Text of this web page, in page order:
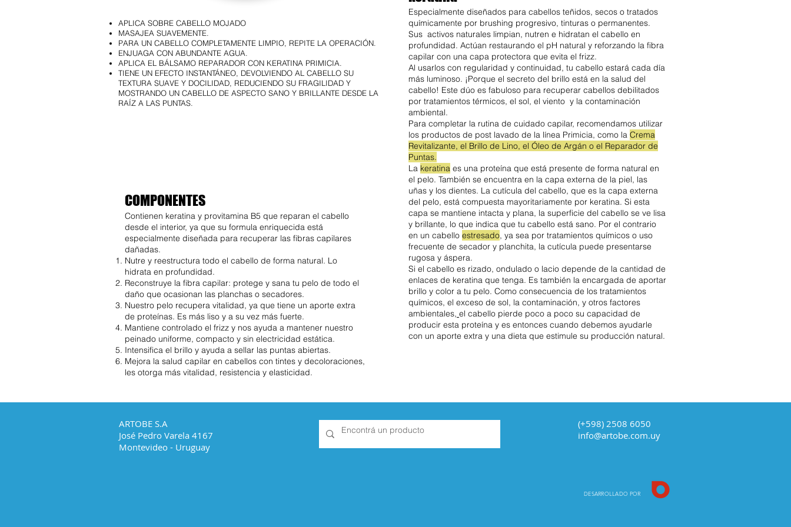
APLICA SOBRE CABELLO MOJADO
MASAJEA SUAVEMENTE.
PARA UN CABELLO COMPLETAMENTE LIMPIO, REPITE LA OPERACIÓN.
ENJUAGA CON ABUNDANTE AGUA.
APLICA EL BÁLSAMO REPARADOR CON KERATINA PRIMICIA.
TIENE UN EFECTO INSTANTÁNEO, DEVOLVIENDO AL CABELLO SU
TEXTURA SUAVE Y DOCILIDAD, REDUCIENDO SU FRAGILIDAD Y
MOSTRANDO UN CABELLO DE ASPECTO SANO Y BRILLANTE DESDE LA
RAÍZ A LAS PUNTAS.
COMPONENTES
Contienen keratina y provitamina B5 que reparan el cabello
desde el interior, ya que su formula enriquecida está
especialmente diseñada para recuperar las fibras capilares
dañadas.
Nutre y reestructura todo el cabello de forma natural. Lo
hidrata en profundidad.
Reconstruye la fibra capilar: protege y sana tu pelo de todo el
daño que ocasionan las planchas o secadores.
Nuestro pelo recupera vitalidad, ya que tiene un aporte extra
de proteínas. Es más liso y a su vez más fuerte.
Mantiene controlado el frizz y nos ayuda a mantener nuestro
peinado uniforme, compacto y sin electricidad estática.
Intensifica el brillo y ayuda a sellar las puntas abiertas.
Mejora la salud capilar en cabellos con tintes y decoloraciones,
les otorga más vitalidad, resistencia y elasticidad.
Especialmente diseñados para cabellos teñidos, secos o tratados
químicamente por brushing progresivo, tinturas o permanentes.
Sus activos naturales limpian, nutren e hidratan el cabello en
profundidad. Actúan restaurando el pH natural y reforzando la fibra
capilar con una capa protectora que evita el frizz.
Al usarlos con regularidad y continuidad, tu cabello estará cada día
más luminoso. ¡Porque el secreto del brillo está en la salud del
cabello! Este dúo es fabuloso para recuperar cabellos debilitados
por tratamientos térmicos, el sol, el viento y la contaminación
ambiental.
Para completar la rutina de cuidado capilar, recomendamos utilizar
los productos de post lavado de la línea Primicia, como la Crema
Revitalizante, el Brillo de Lino, el Óleo de Argán o el Reparador de
Puntas.
La keratina es una proteína que está presente de forma natural en
el pelo. También se encuentra en la capa externa de la piel, las
uñas y los dientes. La cutícula del cabello, que es la capa externa
del pelo, está compuesta mayoritariamente por keratina. Si esta
capa se mantiene intacta y plana, la superficie del cabello se ve lisa
y brillante, lo que indica que tu cabello está sano. Por el contrario
en un cabello estresado, ya sea por tratamientos químicos o uso
frecuente de secador y planchita, la cutícula puede presentarse
rugosa y áspera.
Si el cabello es rizado, ondulado o lacio depende de la cantidad de
enlaces de keratina que tenga. Es también la encargada de aportar
brillo y color a tu pelo. Como consecuencia de los tratamientos
químicos, el exceso de sol, la contaminación, y otros factores
ambientales, el cabello pierde poco a poco su capacidad de
producir esta proteína y es entonces cuando debemos ayudarle
con un aporte extra y una dieta que estimule su producción natural.
ARTOBE S.A
José Pedro Varela 4167
Montevideo - Uruguay
(+598) 2508 6050
info@artobe.com.uy
DESARROLLADO POR